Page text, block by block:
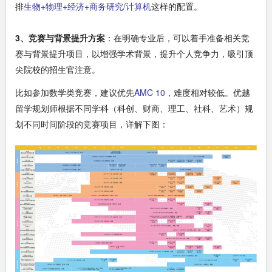
排生物+物理+经济+商务研究/计算机这样的配置。
3、竞赛与背景提升方案 ：在明确专业后，可以着手准备相关竞
赛与背景提升项目，以增强学术背景，提升个人竞争力，吸引顶
尖院校的招生官注意。
比如参加数学类竞赛，建议优先AMC 10 ，难度相对较低。优越
留学规划师根据不同学科（科创、财商、理工、社科、艺术）规
划不同时间阶段的竞赛项目，详解下图：